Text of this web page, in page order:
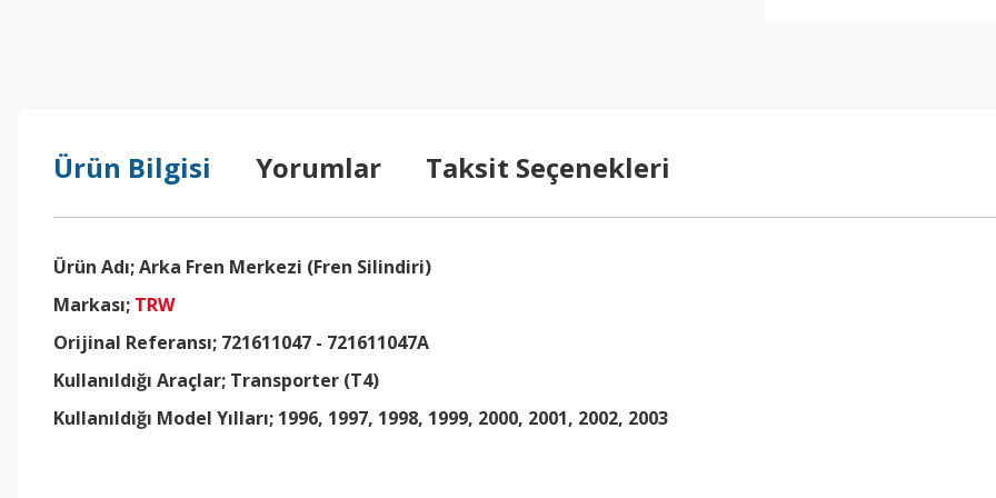
Ürün Bilgisi Yorumlar Taksit Seçenekleri
Ürün Adı; Arka Fren Merkezi (Fren Silindiri)
Markası; TRW
Orijinal Referansı; 721611047 - 721611047A
Kullanıldığı Araçlar; Transporter (T4)
Kullanıldığı Model Yılları; 1996, 1997, 1998, 1999, 2000, 2001, 2002, 2003